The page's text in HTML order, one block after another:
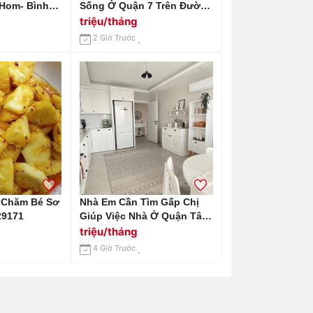
Bình
Dưới 59
Việc Nhà
Sống Ở Quận 7 Trên Đường
Nguyễn Văn Linh Cần Cô
Giúp Việc Nhà ,nhà 2 Mẹ
Con (bao Ăn Ở Lại )
triệu/tháng
2 Giờ Trước
Bé Sơ
Nhà Em Cần Tìm Gấp Chị
Giúp Việc Nhà Ở Quận Tân
Bình Trên Đường Âu Cơ
Lương 14 Triệu Bao Ăn Ở
triệu/tháng
4 Giờ Trước